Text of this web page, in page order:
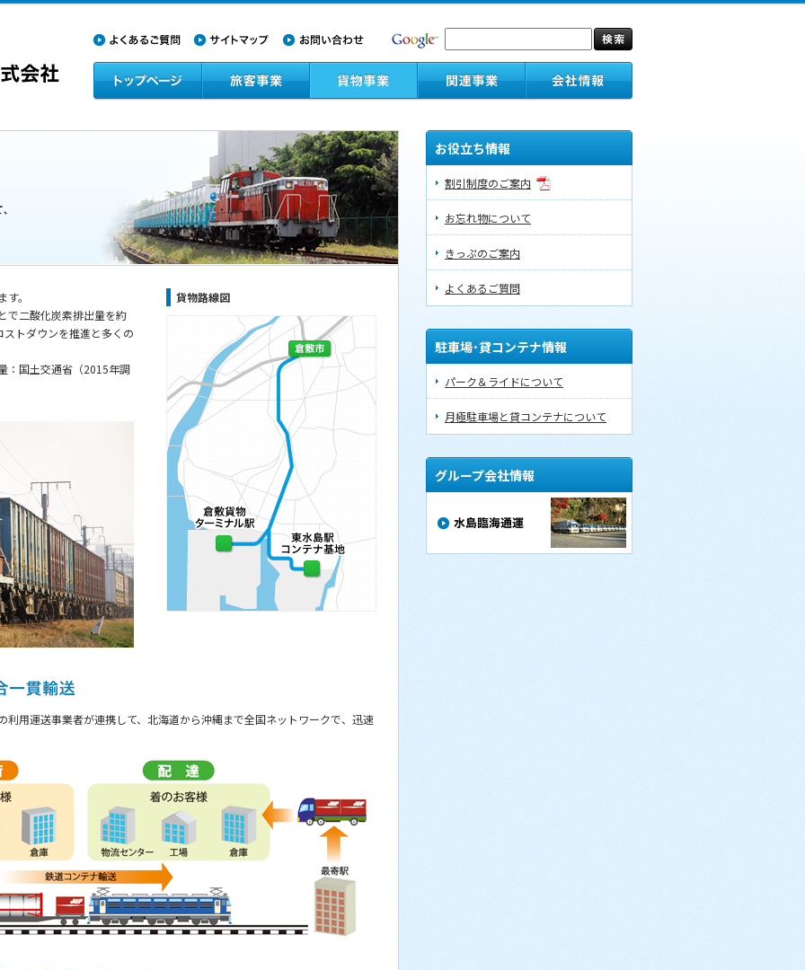
貨物路線図
。
で二酸化炭素排出量を約
トダウンを推進と多くの
：国土交通省（2015年調
利用運送事業者が連携して、北海道から沖縄まで全国ネットワークで、迅速
お役立ち情報
割引制度のご案内
お忘れ物について
きっぷのご案内
よくあるご質問
駐車場･貸コンテナ情報
パーク＆ライドについて
月極駐車場と貸コンテナについて
グループ会社情報